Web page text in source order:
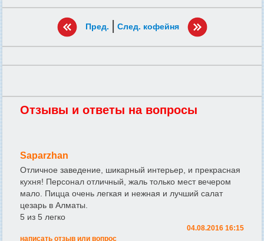
Пред. | След. кофейня
Отзывы и ответы на вопросы
Saparzhan
Отличное заведение, шикарный интерьер, и прекрасная
кухня! Персонал отличный, жаль только мест вечером
мало. Пицца очень легкая и нежная и лучший салат
цезарь в Алматы.
5 из 5 легко
04.08.2016 16:15
написать отзыв или вопрос